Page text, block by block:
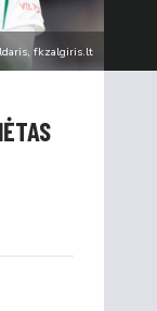
fkzalgiris.lt